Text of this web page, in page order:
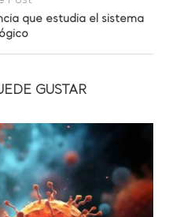
que estudia el sistema
GUSTAR